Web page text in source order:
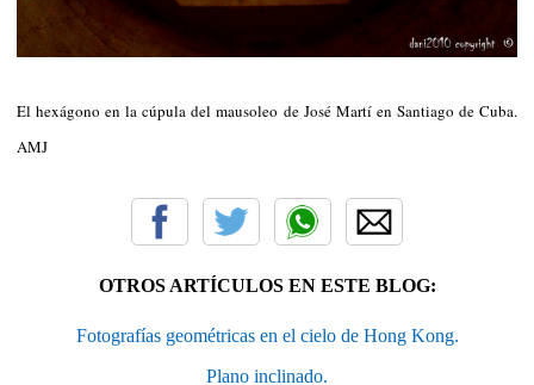
El hexágono en la cúpula del mausoleo de José Martí en Santiago de Cuba.
AMJ
OTROS ARTÍCULOS EN ESTE BLOG:
Fotografías geométricas en el cielo de Hong Kong.
Plano inclinado.